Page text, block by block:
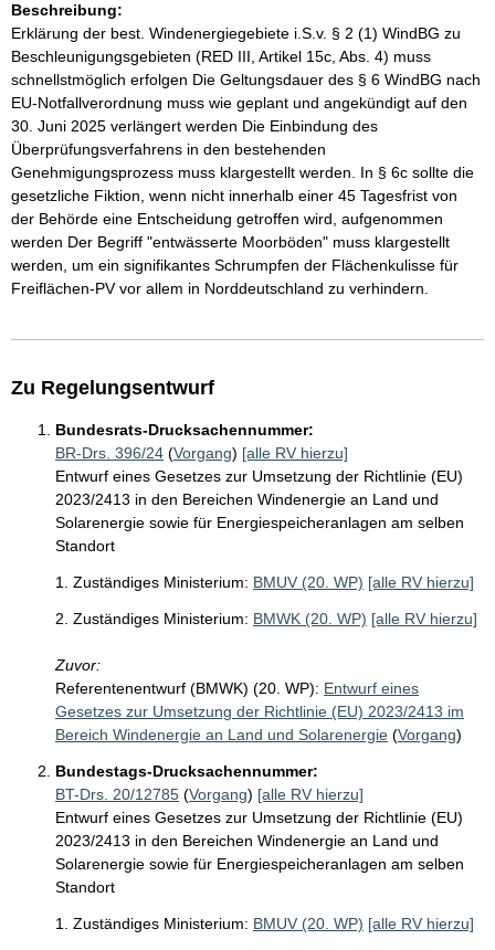
Beschreibung:
Erklärung der best. Windenergiegebiete i.S.v. § 2 (1) WindBG zu
Beschleunigungsgebieten (RED III, Artikel 15c, Abs. 4) muss
schnellstmöglich erfolgen Die Geltungsdauer des § 6 WindBG nach
EU-Notfallverordnung muss wie geplant und angekündigt auf den
30. Juni 2025 verlängert werden Die Einbindung des
Überprüfungsverfahrens in den bestehenden
Genehmigungsprozess muss klargestellt werden. In § 6c sollte die
gesetzliche Fiktion, wenn nicht innerhalb einer 45 Tagesfrist von
der Behörde eine Entscheidung getroffen wird, aufgenommen
werden Der Begriff "entwässerte Moorböden" muss klargestellt
werden, um ein signifikantes Schrumpfen der Flächenkulisse für
Freiflächen-PV vor allem in Norddeutschland zu verhindern.
Zu Regelungsentwurf
Bundesrats-Drucksachennummer:
BR-Drs. 396/24 (Vorgang) [alle RV hierzu]
Entwurf eines Gesetzes zur Umsetzung der Richtlinie (EU)
2023/2413 in den Bereichen Windenergie an Land und
Solarenergie sowie für Energiespeicheranlagen am selben
Standort
1. Zuständiges Ministerium: BMUV (20. WP) [alle RV hierzu]
2. Zuständiges Ministerium: BMWK (20. WP) [alle RV hierzu]
Zuvor:
Referentenentwurf (BMWK) (20. WP): Entwurf eines
Gesetzes zur Umsetzung der Richtlinie (EU) 2023/2413 im
Bereich Windenergie an Land und Solarenergie (Vorgang)
Bundestags-Drucksachennummer:
BT-Drs. 20/12785 (Vorgang) [alle RV hierzu]
Entwurf eines Gesetzes zur Umsetzung der Richtlinie (EU)
2023/2413 in den Bereichen Windenergie an Land und
Solarenergie sowie für Energiespeicheranlagen am selben
Standort
1. Zuständiges Ministerium: BMUV (20. WP) [alle RV hierzu]